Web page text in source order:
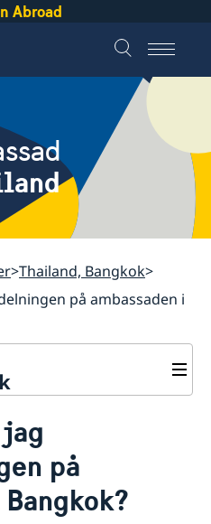
Abroad
Thailand, Bangkok
på ambassaden i
företag
på